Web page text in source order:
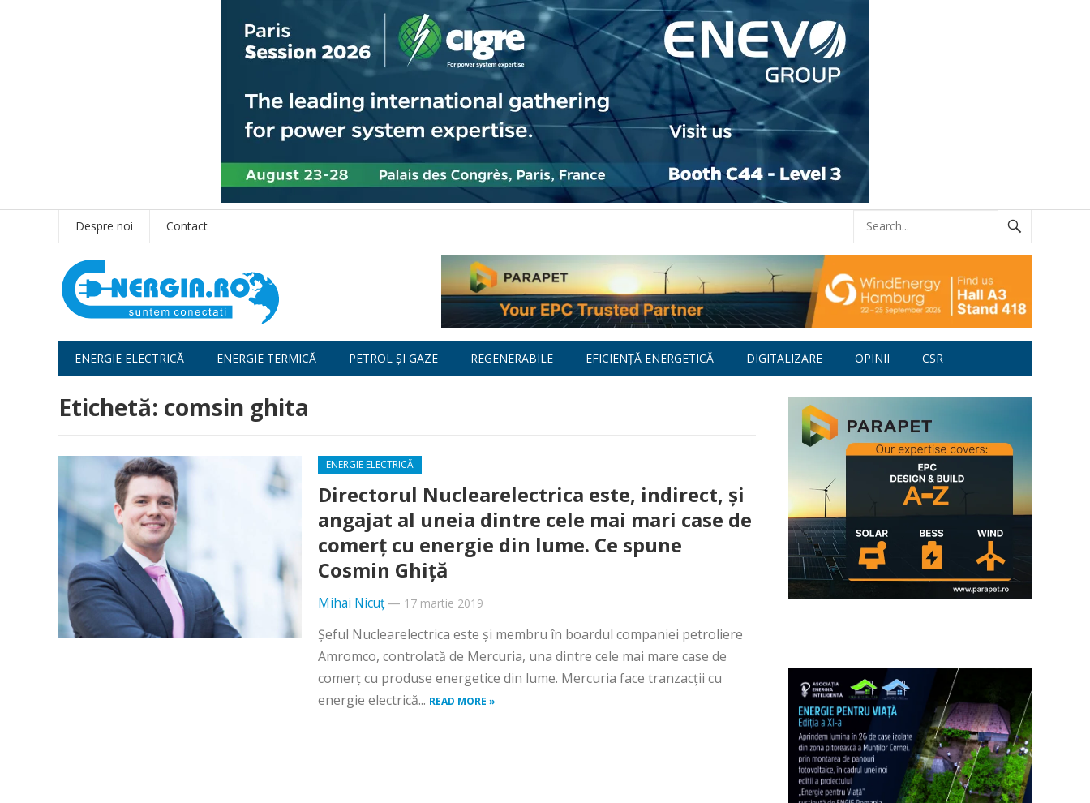
Despre noi Contact
ENERGIE ELECTRICĂ ENERGIE TERMICĂ PETROL ȘI GAZE REGENERABILE EFICIENȚĂ ENERGETICĂ DIGITALIZARE OPINII CSR
Etichetă: comsin ghita
ENERGIE ELECTRICĂ
Directorul Nuclearelectrica este, indirect, şi
angajat al uneia dintre cele mai mari case de
comerţ cu energie din lume. Ce spune
Cosmin Ghiţă
Mihai Nicuț— 17 martie 2019
Şeful Nuclearelectrica este şi membru în boardul companiei petroliere
Amromco, controlată de Mercuria, una dintre cele mai mare case de
comerţ cu produse energetice din lume. Mercuria face tranzacţii cu
energie electrică... READ MORE »